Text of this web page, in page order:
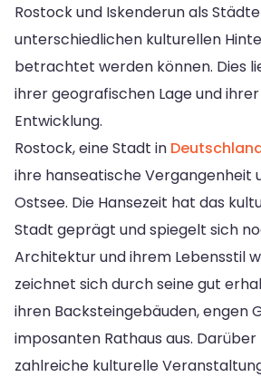
Rostock und Iskenderun als
unterschiedlichen kulturellen
betrachtet werden können. Dies
ihrer geografischen Lage und
Entwicklung.
Rostock, eine Stadt in
ihre hanseatische Vergangenheit
Ostsee. Die Hansezeit hat das
Stadt geprägt und spiegelt sich
Architektur und ihrem Lebensstil
zeichnet sich durch seine gut
ihren Backsteingebäuden, engen
imposanten Rathaus aus. Darüber
zahlreiche kulturelle